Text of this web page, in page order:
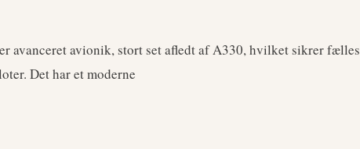
avanceret avionik, stort set afledt af A330, hvilket sikrer fælles
Det har et moderne